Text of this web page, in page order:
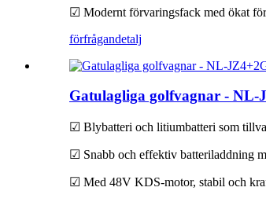
☑ Modernt förvaringsfack med ökat
förfrågandetalj
Gatulagliga golfvagnar - NL-
☑ Blybatteri och litiumbatteri som
☑ Snabb och effektiv batteriladdning
☑ Med 48V KDS-motor, stabil och